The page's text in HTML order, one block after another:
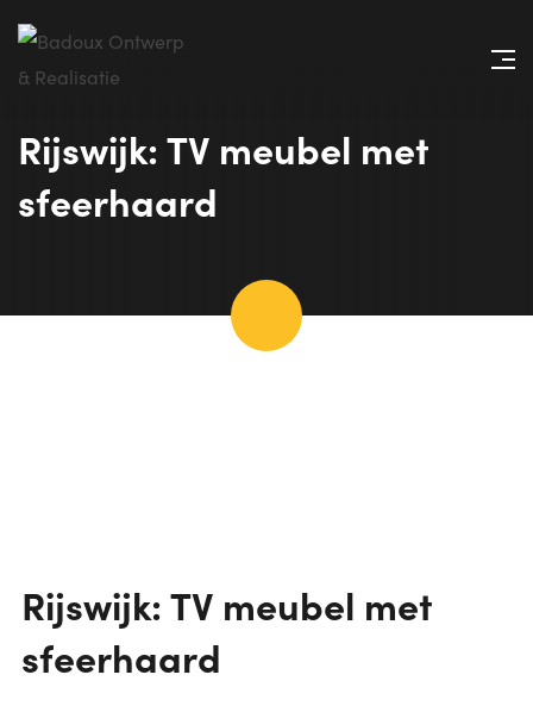
Rijswijk: TV meubel met
sfeerhaard
Rijswijk: TV meubel met
sfeerhaard